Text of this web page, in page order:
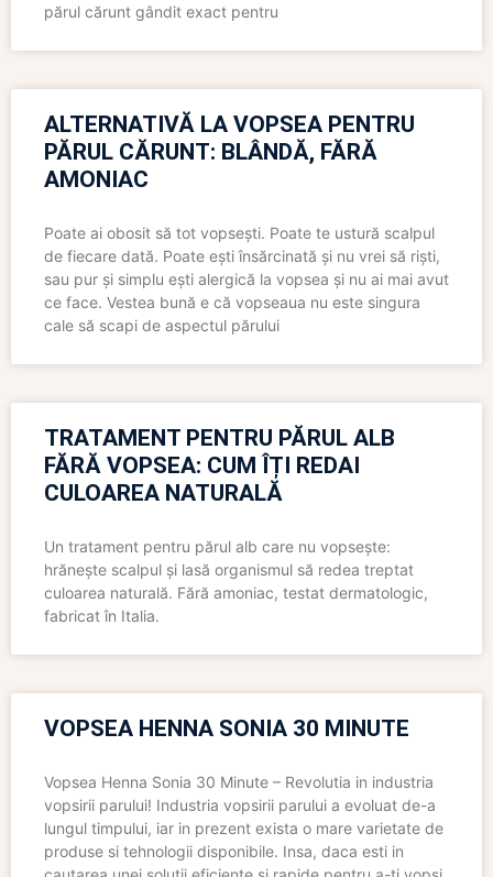
părul cărunt gândit exact pentru
ALTERNATIVĂ LA VOPSEA PENTRU
PĂRUL CĂRUNT: BLÂNDĂ, FĂRĂ
AMONIAC
Poate ai obosit să tot vopsești. Poate te ustură scalpul
de fiecare dată. Poate ești însărcinată și nu vrei să riști,
sau pur și simplu ești alergică la vopsea și nu ai mai avut
ce face. Vestea bună e că vopseaua nu este singura
cale să scapi de aspectul părului
TRATAMENT PENTRU PĂRUL ALB
FĂRĂ VOPSEA: CUM ÎȚI REDAI
CULOAREA NATURALĂ
Un tratament pentru părul alb care nu vopsește:
hrănește scalpul și lasă organismul să redea treptat
culoarea naturală. Fără amoniac, testat dermatologic,
fabricat în Italia.
VOPSEA HENNA SONIA 30 MINUTE
Vopsea Henna Sonia 30 Minute – Revolutia in industria
vopsirii parului! Industria vopsirii parului a evoluat de-a
lungul timpului, iar in prezent exista o mare varietate de
produse si tehnologii disponibile. Insa, daca esti in